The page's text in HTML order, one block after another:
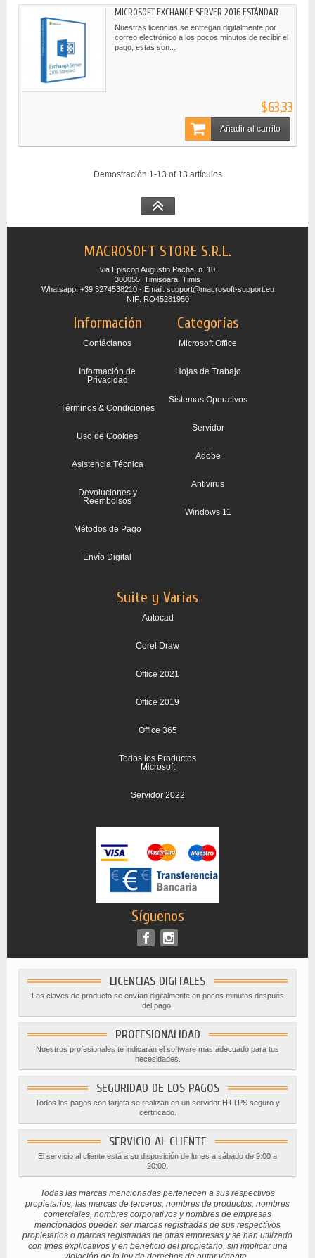
MICROSOFT EXCHANGE SERVER 2016 ESTÁNDAR
Nuestras licencias se entregan digitalmente por
correo electrónico a los pocos minutos de recibir el
pago, estas son...
$63,33
Añadir al carrito
Demostración 1-13 of 13 artículos
MACROSOFT STORE S.R.L.
via Episcop Augustin Pacha, n. 10
300055, Timisoara, Timis
Whatsapp: +39 3274538210 - Email: support@macrosoft-support.eu
NIF: RO45281950
Información
Contáctanos
Información de
Privacidad
Términos & Condiciones
Uso de Cookies
Asistencia Técnica
Devoluciones y
Reembolsos
Métodos de Pago
Envío Digital
Categorías
Microsoft Office
Hojas de Trabajo
Sistemas Operativos
Servidor
Adobe
Antivirus
Windows 11
Suite y Varias
Autocad
Corel Draw
Office 2021
Office 2019
Office 365
Todos los Productos
Microsoft
Servidor 2022
Síguenos
LICENCIAS DIGITALES
Las claves de producto se envían digitalmente en pocos minutos después
del pago.
PROFESIONALIDAD
Nuestros profesionales te indicarán el software más adecuado para tus
necesidades.
SEGURIDAD DE LOS PAGOS
Todos los pagos con tarjeta se realizan en un servidor HTTPS seguro y
certificado.
SERVICIO AL CLIENTE
El servicio al cliente está a su disposición de lunes a sábado de 9:00 a
20:00.
Todas las marcas mencionadas pertenecen a sus respectivos
propietarios; las marcas de terceros, nombres de productos, nombres
comerciales, nombres corporativos y nombres de empresas
mencionados pueden ser marcas registradas de sus respectivos
propietarios o marcas registradas de otras empresas y se han utilizado
con fines explicativos y en beneficio del propietario, sin implicar una